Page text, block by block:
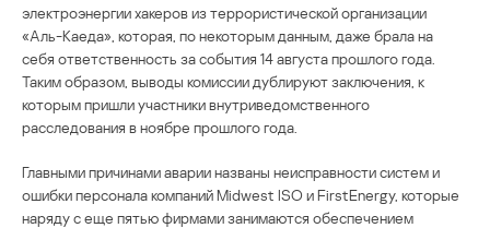
электроэнергии хакеров из террористической организации
«Аль-Каеда», которая, по некоторым данным, даже брала на
себя ответственность за события 14 августа прошлого года.
Таким образом, выводы комиссии дублируют заключения, к
которым пришли участники внутриведомственного
расследования в ноябре прошлого года.
Главными причинами аварии названы неисправности систем и
ошибки персонала компаний Midwest ISO и FirstEnergy, которые
наряду с еще пятью фирмами занимаются обеспечением